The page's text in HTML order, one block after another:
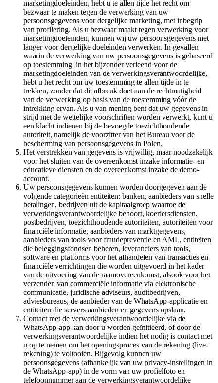
marketingdoeleinden, hebt u te allen tijde het recht om
bezwaar te maken tegen de verwerking van uw
persoonsgegevens voor dergelijke marketing, met inbegrip
van profilering. Als u bezwaar maakt tegen verwerking voor
marketingdoeleinden, kunnen wij uw persoonsgegevens niet
langer voor dergelijke doeleinden verwerken. In gevallen
waarin de verwerking van uw persoonsgegevens is gebaseerd
op toestemming, in het bijzonder verleend voor de
marketingdoeleinden van de verwerkingsverantwoordelijke,
hebt u het recht om uw toestemming te allen tijde in te
trekken, zonder dat dit afbreuk doet aan de rechtmatigheid
van de verwerking op basis van de toestemming vóór de
intrekking ervan. Als u van mening bent dat uw gegevens in
strijd met de wettelijke voorschriften worden verwerkt, kunt u
een klacht indienen bij de bevoegde toezichthoudende
autoriteit, namelijk de voorzitter van het Bureau voor de
bescherming van persoonsgegevens in Polen.
Het verstrekken van gegevens is vrijwillig, maar noodzakelijk
voor het sluiten van de overeenkomst inzake informatie- en
educatieve diensten en de overeenkomst inzake de demo-
account.
Uw persoonsgegevens kunnen worden doorgegeven aan de
volgende categorieën entiteiten: banken, aanbieders van snelle
betalingen, bedrijven uit de kapitaalgroep waartoe de
verwerkingsverantwoordelijke behoort, koeriersdiensten,
postbedrijven, toezichthoudende autoriteiten, autoriteiten voor
financiële informatie, aanbieders van marktgegevens,
aanbieders van tools voor fraudepreventie en AML, entiteiten
die beleggingsfondsen beheren, leveranciers van tools,
software en platforms voor het afhandelen van transacties en
financiële verrichtingen die worden uitgevoerd in het kader
van de uitvoering van de raamovereenkomst, alsook voor het
verzenden van commerciële informatie via elektronische
communicatie, juridische adviseurs, auditbedrijven,
adviesbureaus, de aanbieder van de WhatsApp-applicatie en
entiteiten die servers aanbieden en gegevens opslaan.
Contact met de verwerkingsverantwoordelijke via de
WhatsApp-app kan door u worden geïnitieerd, of door de
verwerkingsverantwoordelijke indien het nodig is contact met
u op te nemen om het openingsproces van de rekening (live-
rekening) te voltooien. Bijgevolg kunnen uw
persoonsgegevens (afhankelijk van uw privacy-instellingen in
de WhatsApp-app) in de vorm van uw profielfoto en
telefoonnummer aan de verwerkingsverantwoordelijke